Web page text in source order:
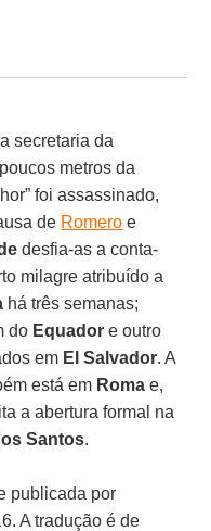
secretaria da
metros da
foi assassinado,
de Romero e
desfia-as a conta-
milagre atribuído a
há três semanas;
do Equador e outro
em El Salvador. A
está em Roma e,
a abertura formal na
Santos.
publicada por
A tradução é de